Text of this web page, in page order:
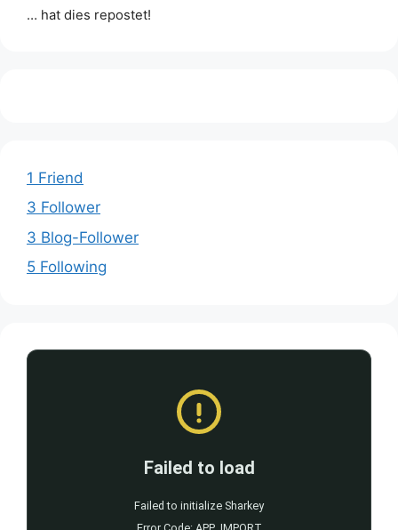
… hat dies repostet!
1 Friend
3 Follower
3 Blog-Follower
5 Following